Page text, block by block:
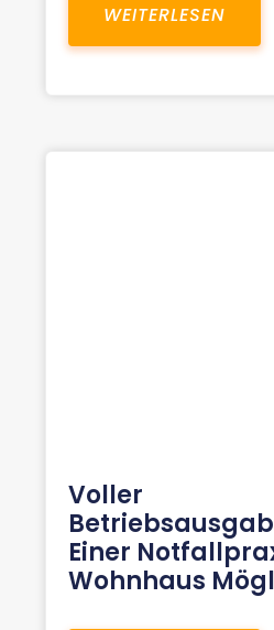
WEITERLESEN
Voller
Einer
Wohnhaus